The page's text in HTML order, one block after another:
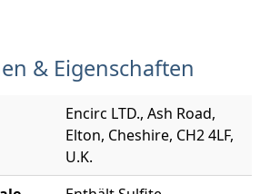
& Eigenschaften
Encirc LTD., Ash Road,
Elton, Cheshire, CH2 4LF,
U.K.